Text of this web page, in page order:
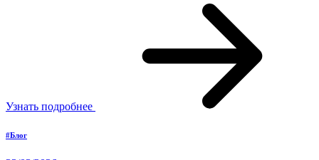
Узнать подробнее
#Блог